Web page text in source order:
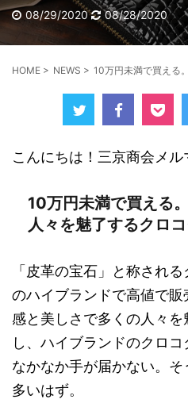
08/29/2020 08/28/2020
HOME > NEWS > 10万円未満で買える
こんにちは！三京商会メル
10万円未満で買える
人々を魅了するクロ
「皮革の宝石」と称され
のハイブランドで高値で
感と美しさで多くの人々
し、ハイブランドのクロ
なかなか手が届かない。
多いはず。